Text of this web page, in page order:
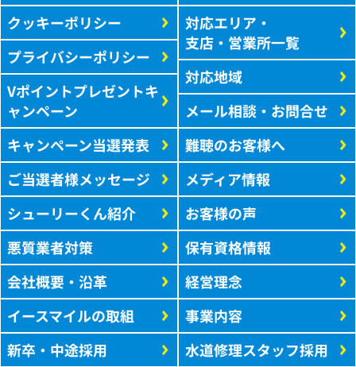
クッキーポリシー
プライバシーポリシー
Vポイントプレゼントキ
ャンペーン
キャンペーン当選発表
ご当選者様メッセージ
シューリーくん紹介
悪質業者対策
会社概要・沿革
イースマイルの取組
新卒・中途採用
対応エリア・
支店・営業所一覧
対応地域
メール相談・お問合せ
難聴のお客様へ
メディア情報
お客様の声
保有資格情報
経営理念
事業内容
水道修理スタッフ採用